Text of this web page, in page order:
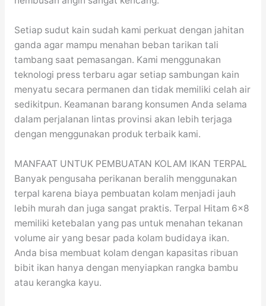
Setiap sudut kain sudah kami perkuat dengan jahitan
ganda agar mampu menahan beban tarikan tali
tambang saat pemasangan. Kami menggunakan
teknologi press terbaru agar setiap sambungan kain
menyatu secara permanen dan tidak memiliki celah air
sedikitpun. Keamanan barang konsumen Anda selama
dalam perjalanan lintas provinsi akan lebih terjaga
dengan menggunakan produk terbaik kami.
MANFAAT UNTUK PEMBUATAN KOLAM IKAN TERPAL
Banyak pengusaha perikanan beralih menggunakan
terpal karena biaya pembuatan kolam menjadi jauh
lebih murah dan juga sangat praktis. Terpal Hitam 6×8
memiliki ketebalan yang pas untuk menahan tekanan
volume air yang besar pada kolam budidaya ikan.
Anda bisa membuat kolam dengan kapasitas ribuan
bibit ikan hanya dengan menyiapkan rangka bambu
atau kerangka kayu.